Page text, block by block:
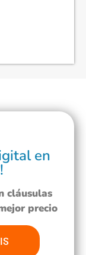
en
cláusulas
precio